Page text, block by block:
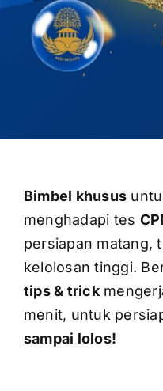
Bimbel khusus
menghadapi tes
persiapan matang,
kelolosan tinggi.
tips & trick
menit, untuk
sampai lolos!